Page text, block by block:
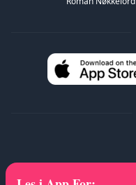
A-Z Lister : A B